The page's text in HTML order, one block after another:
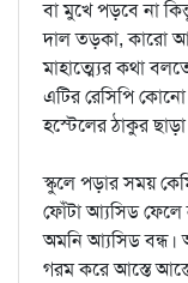
বা মুখে পড়বে না
দাল তড়কা, কারো
মাহাত্ম্যের কথা
এটির রেসিপি
হস্টেলের ঠাকুর
স্কুলে পড়ার সময়
ফোঁটা আ্যসিড ফেলে
অমনি আ্যসিড বন্ধ।
গরম করে আস্তে